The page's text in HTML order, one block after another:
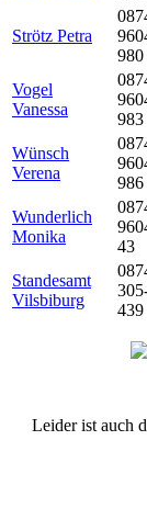
Strötz Petra
980
Vogel
Vanessa
983
Wünsch
Verena
986
Wunderlich
Monika
43
Standesamt
Vilsbiburg
439
Leider ist auch